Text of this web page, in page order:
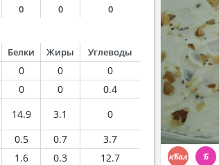
0 0 0
Белки Жиры Углеводы
0 0
0
0 0
0.4
14.9 3.1
0
0.5 0.7
3.7
1.6 0.3
12.7